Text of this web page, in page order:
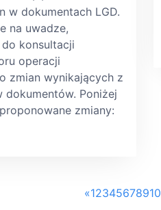
w dokumentach LGD.
na uwadze,
konsultacji
operacji
zmian wynikających z
dokumentów. Poniżej
zmiany:
«12345678910